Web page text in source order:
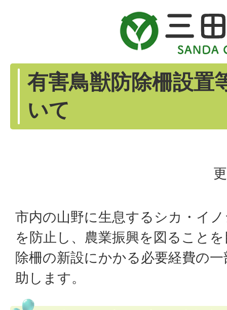
有害鳥獣防除柵設置
いて
市内の山野に生息するシカ・イ
を防止し、農業振興を図ること
除柵の新設にかかる必要経費の
助します。